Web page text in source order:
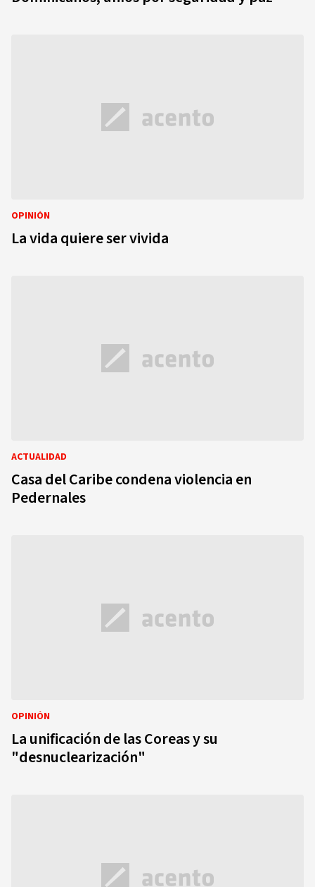
OPINIÓN
La vida quiere ser vivida
ACTUALIDAD
Casa del Caribe condena violencia en
Pedernales
OPINIÓN
La unificación de las Coreas y su
"desnuclearización"